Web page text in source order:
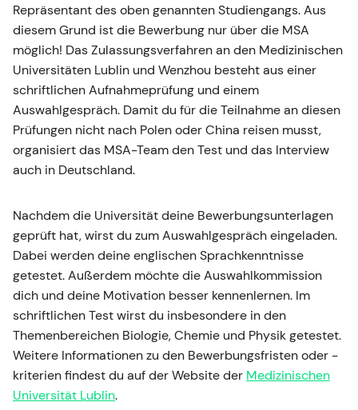
Repräsentant des oben genannten Studiengangs. Aus
diesem Grund ist die Bewerbung nur über die MSA
möglich! Das Zulassungsverfahren an den Medizinischen
Universitäten Lublin und Wenzhou besteht aus einer
schriftlichen Aufnahmeprüfung und einem
Auswahlgespräch. Damit du für die Teilnahme an diesen
Prüfungen nicht nach Polen oder China reisen musst,
organisiert das MSA-Team den Test und das Interview
auch in Deutschland.
Nachdem die Universität deine Bewerbungsunterlagen
geprüft hat, wirst du zum Auswahlgespräch eingeladen.
Dabei werden deine englischen Sprachkenntnisse
getestet. Außerdem möchte die Auswahlkommission
dich und deine Motivation besser kennenlernen. Im
schriftlichen Test wirst du insbesondere in den
Themenbereichen Biologie, Chemie und Physik getestet.
Weitere Informationen zu den Bewerbungsfristen oder -
kriterien findest du auf der Website der Medizinischen
Universität Lublin.